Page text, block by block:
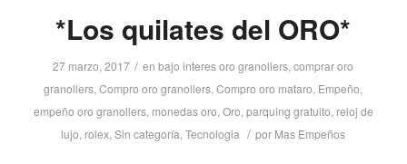
*Los quilates del ORO*
27 marzo, 2017 / enbajo interes oro granollers,comprar oro
granollers,Compro oro granollers,Compro oro mataro, Empeño,
empeño oro granollers, monedas oro, Oro, parquing gratuito, reloj de
lujo, rolex,Sin categoría,Tecnologia / por Mas Empeños